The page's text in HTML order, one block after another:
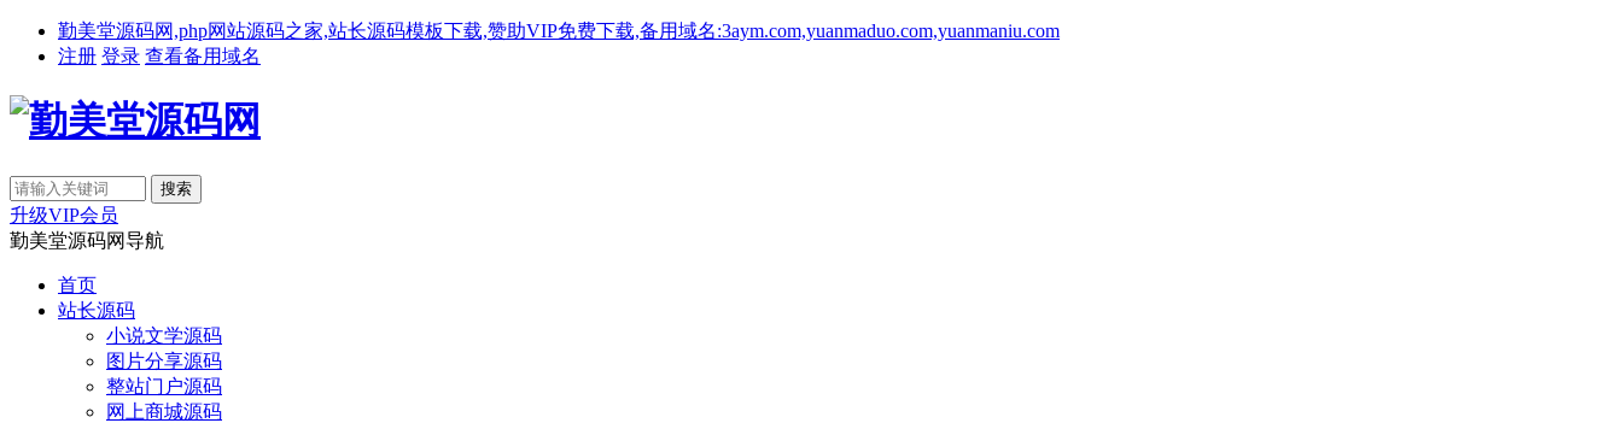
勤美堂源码网,php网站源码之家,站长源码模板下载,赞助VIP免费下载,备用域名:3aym.com,yuanmaduo.com,yuanmaniu.com
注册 登录 查看备用域名
升级VIP会员
勤美堂源码网导航
首页
站长源码
小说文学源码
图片分享源码
整站门户源码
网上商城源码